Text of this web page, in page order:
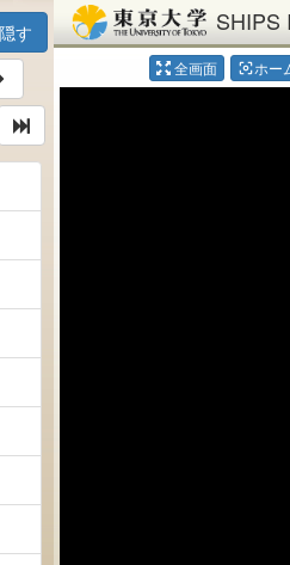
隠す
SHIPS
全画面 center_focus_weakホー